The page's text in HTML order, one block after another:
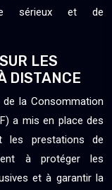
sérieux et de
LES
DISTANCE
de la Consommation
a mis en place des
les prestations de
à protéger les
et à garantir la